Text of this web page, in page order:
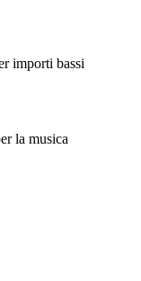
importi bassi
la musica